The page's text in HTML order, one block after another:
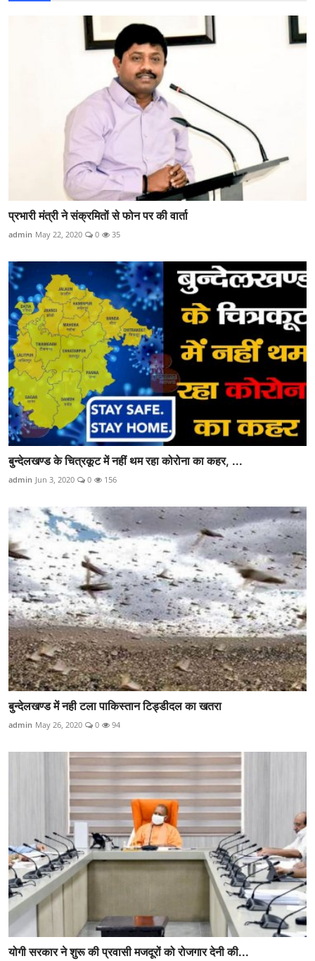
प्रभारी मंत्री ने संक्रमितों से फोन पर की वार्ता
admin May 22, 2020 0 35
बुन्देलखण्ड के चित्रकूट में नहीं थम रहा कोरोना का कहर, ...
admin Jun 3, 2020 0 156
बुन्देलखण्ड में नही टला पाकिस्तान टिड्डीदल का खतरा
admin May 26, 2020 0 94
योगी सरकार ने शुरू की प्रवासी मजदूरों को रोजगार देनी की...